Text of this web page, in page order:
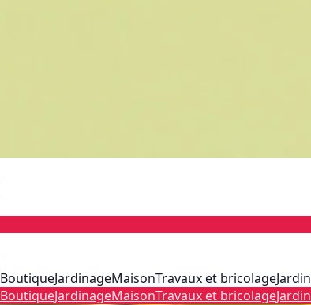
BoutiqueJardinageMaisonTravaux et bricolageJardin
BoutiqueJardinageMaisonTravaux et bricolageJardin